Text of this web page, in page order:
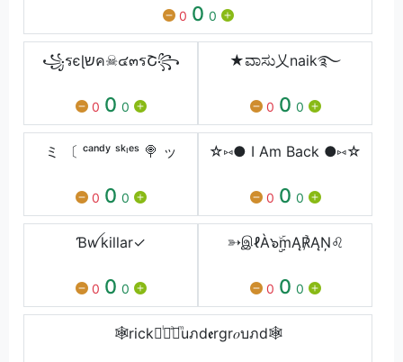
0 0 0
꧁รєɭשค☠๔๓รՇ꧂
0 0 0
★ವಾಸು乂naik࿐
0 0 0
ミ 〔 ᶜᵃⁿᵈʸ ˢᵏᶦᵉˢ 🍭 ッ
0 0 0
☆⑅● I Am Back ●⑅☆
0 0 0
Ɓꪝㅤkillarㅤ✓
0 0 0
➳இℓÀ๖ۣۣۜmĄ℟ĄŅ♌
0 0 0
🕸️rick᚛ᷝ ͣ ͫuภd𝖊rgr𝑜บภd🕸️